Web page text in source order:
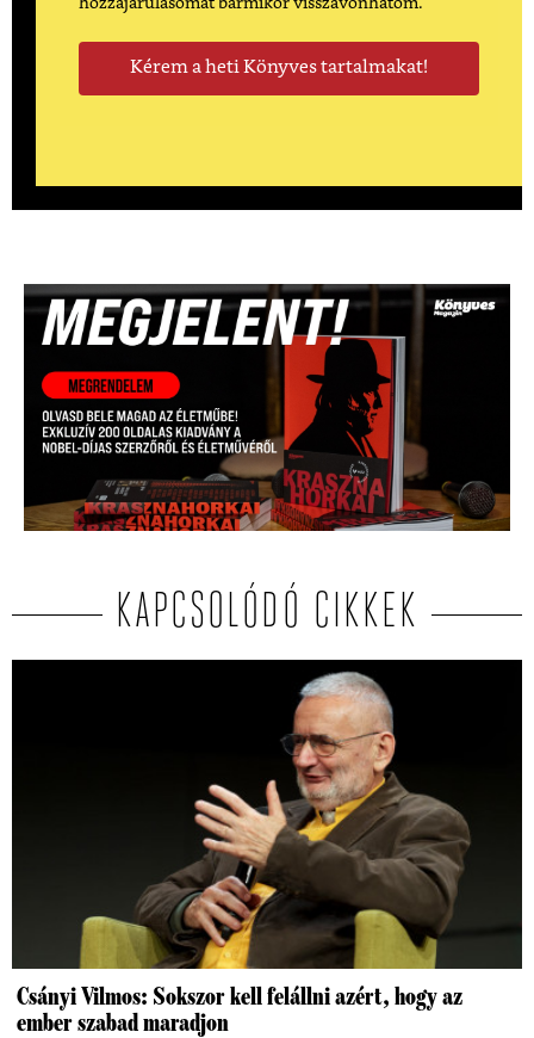
hozzájárulásomat bármikor visszavonhatom.
KAPCSOLÓDÓ CIKKEK
Csányi Vilmos: Sokszor kell felállni azért, hogy az
ember szabad maradjon